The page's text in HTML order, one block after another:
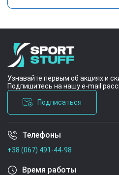
Узнавайте первым об акциях и
Подпишитесь на нашу e-mail
Подписаться
Условия соглашения
Телефоны
+38 (067) 491-44-98
Время работы